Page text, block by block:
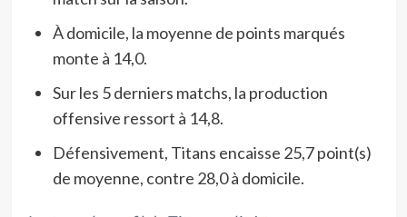
À domicile, la moyenne de points marqués
monte à 14,0.
Sur les 5 derniers matchs, la production
offensive ressort à 14,8.
Défensivement, Titans encaisse 25,7 point(s)
de moyenne, contre 28,0 à domicile.